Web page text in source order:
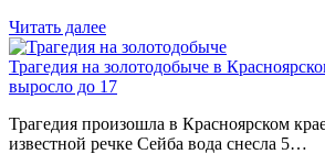
Читать далее
Трагедия на золотодобыче в
выросло до 17
Трагедия произошла в Красноярском
известной речке Сейба вода снесла 5…